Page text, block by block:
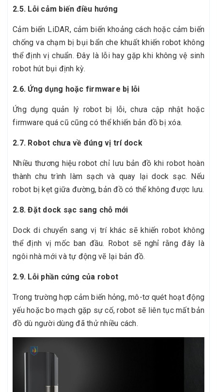
2.5. Lỗi cảm biến điều hướng
Cảm biến LiDAR, cảm biến khoảng cách hoặc cảm biến
chống va chạm bị bụi bẩn che khuất khiến robot không
thể định vị chuẩn. Đây là lỗi hay gặp khi không vệ sinh
robot hút bụi định kỳ.
2.6. Ứng dụng hoặc firmware bị lỗi
Ứng dụng quản lý robot bị lỗi, chưa cập nhật hoặc
firmware quá cũ cũng có thể khiến bản đồ bị xóa.
2.7. Robot chưa về đúng vị trí dock
Nhiều thương hiệu robot chỉ lưu bản đồ khi robot hoàn
thành chu trình làm sạch và quay lại dock sạc. Nếu
robot bị kẹt giữa đường, bản đồ có thể không được lưu.
2.8. Đặt dock sạc sang chỗ mới
Dock di chuyển sang vị trí khác sẽ khiến robot không
thể định vị mốc ban đầu. Robot sẽ nghỉ rằng đây là
ngôi nhà mới và tự động vẽ lại bản đồ.
2.9. Lỗi phần cứng của robot
Trong trường hợp cảm biến hỏng, mô-tơ quét hoạt động
yếu hoặc bo mạch gặp sự cố, robot sẽ liên tục mất bản
đồ dù người dùng đã thử nhiều cách.